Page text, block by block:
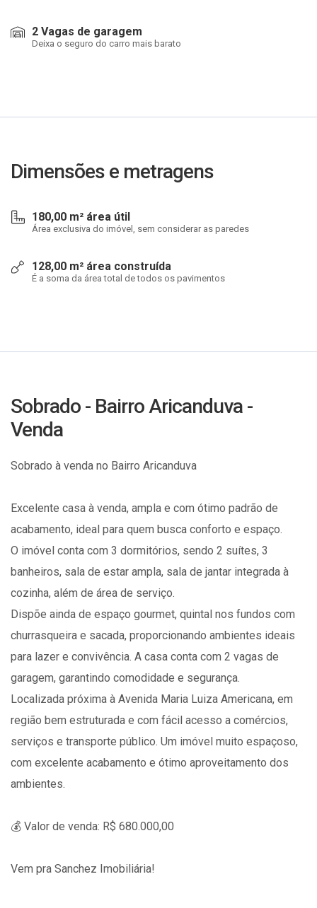
2 Vagas de garagem
Deixa o seguro do carro mais barato
Dimensões e metragens
180,00 m² área útil
Área exclusiva do imóvel, sem considerar as paredes
128,00 m² área construída
É a soma da área total de todos os pavimentos
Sobrado - Bairro Aricanduva -
Venda
Sobrado à venda no Bairro Aricanduva
Excelente casa à venda, ampla e com ótimo padrão de
acabamento, ideal para quem busca conforto e espaço.
O imóvel conta com 3 dormitórios, sendo 2 suítes, 3
banheiros, sala de estar ampla, sala de jantar integrada à
cozinha, além de área de serviço.
Dispõe ainda de espaço gourmet, quintal nos fundos com
churrasqueira e sacada, proporcionando ambientes ideais
para lazer e convivência. A casa conta com 2 vagas de
garagem, garantindo comodidade e segurança.
Localizada próxima à Avenida Maria Luiza Americana, em
região bem estruturada e com fácil acesso a comércios,
serviços e transporte público. Um imóvel muito espaçoso,
com excelente acabamento e ótimo aproveitamento dos
ambientes.
💰 Valor de venda: R$ 680.000,00
Vem pra Sanchez Imobiliária!